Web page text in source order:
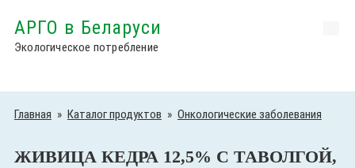
АРГО в Беларуси
Экологическое потребление
Главная » Каталог продуктов » Онкологические заболевания
ЖИВИЦА КЕДРА 12,5% С ТАВОЛГОЙ,